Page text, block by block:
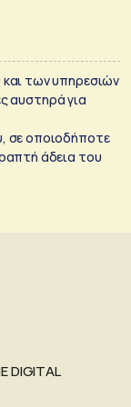
και των υπηρεσιών
αυστηρά για
σε οποιοδήποτε
άδεια του
DIGITAL